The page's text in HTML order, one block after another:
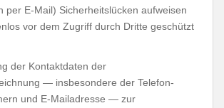
per E-Mail) Sicherheitslücken aufweisen
vor dem Zugriff durch Dritte geschützt
der Kontaktdaten der
— insbesondere der Telefon-
und E-Mailadresse — zur